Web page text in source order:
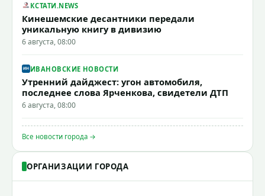
КСТАТИ.NEWS
Кинешемские десантники передали
уникальную книгу в дивизию
6 августа, 08:00
ИВАНОВСКИЕ НОВОСТИ
Утренний дайджест: угон автомобиля,
последнее слова Ярченкова, свидетели ДТП
6 августа, 08:00
Все новости города →
ОРГАНИЗАЦИИ ГОРОДА